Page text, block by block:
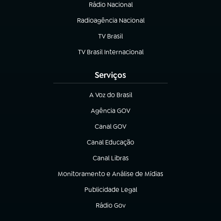
Rádio Nacional
(abre em nova aba)
Radioagência Nacional
(abre em nova aba)
TV Brasil
(abre em nova aba)
TV Brasil Internacional
(abre em nova aba)
Serviços
A Voz do Brasil
(abre em nova aba)
Agência GOV
(abre em nova aba)
Canal GOV
(abre em nova aba)
Canal Educação
(abre em nova aba)
Canal Libras
(abre em nova aba)
Monitoramento e Análise de Mídias
(abre em nova aba)
Publicidade Legal
(abre em nova aba)
Rádio Gov
(abre em nova aba)